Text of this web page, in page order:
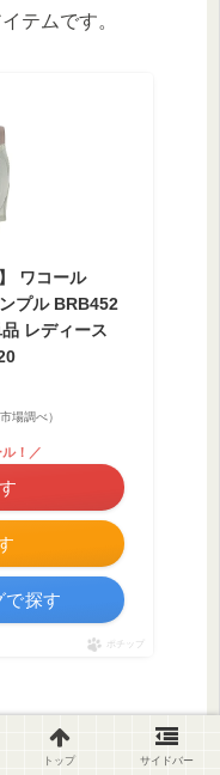
テムです。
ワコール
プル BRB452
レディース
場調べ）
！／
で探す
ポチップ
トップ サイドバー